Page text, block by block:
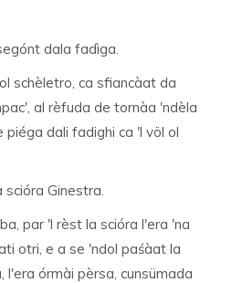
dala fadìga.
schèletro, ca sfiancàat da
al rèfuda de tornàa 'ndèla
piéga dali fadighi ca 'l völ ol
scióra Ginestra.
par 'l rèst la scióra l'era 'na
otri, e a se 'ndol paśàat la
órmài pèrsa, cunsümada